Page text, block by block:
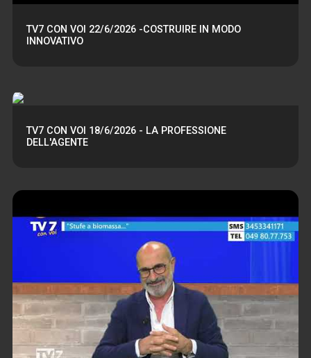
TV7 CON VOI 22/6/2026 -COSTRUIRE IN MODO
INNOVATIVO
TV7 CON VOI 18/6/2026 - LA PROFESSIONE
DELL'AGENTE